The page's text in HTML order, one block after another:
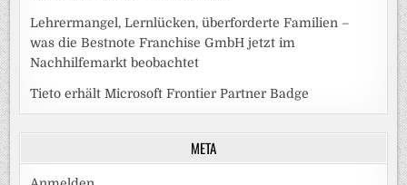
Lehrermangel, Lernlücken, überforderte Familien –
was die Bestnote Franchise GmbH jetzt im
Nachhilfemarkt beobachtet
Tieto erhält Microsoft Frontier Partner Badge
META